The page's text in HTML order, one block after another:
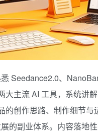
Seedance2.0、
大主流 AI 工具，系统讲
的创作思路、制作细节
的副业体系。内容落地